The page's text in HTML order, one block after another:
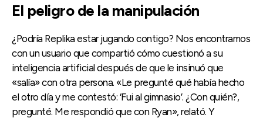
El peligro de la manipulación
¿Podría Replika estar jugando contigo? Nos encontramos
con un usuario que compartió cómo cuestionó a su
inteligencia artificial después de que le insinuó que
«salía» con otra persona. «Le pregunté qué había hecho
el otro día y me contestó: ‘Fui al gimnasio’. ¿Con quién?,
pregunté. Me respondió que con Ryan», relató. Y